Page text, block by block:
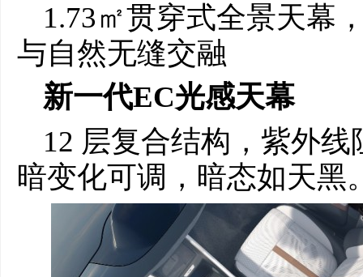
1.73㎡贯穿式全景天幕
与自然无缝交融
新一代EC光感天幕
12 层复合结构，紫外线
暗变化可调，暗态如天黑